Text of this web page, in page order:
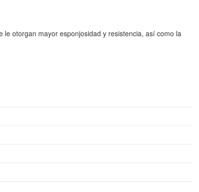
otorgan mayor esponjosidad y resistencia, así como la